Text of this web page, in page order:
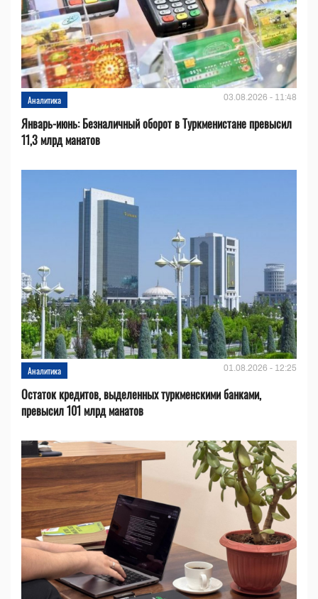
Аналитика 03.08.2026 - 11:48
Январь-июнь: Безналичный оборот в Туркменистане превысил
11,3 млрд манатов
Аналитика 01.08.2026 - 12:25
Остаток кредитов, выделенных туркменскими банками,
превысил 101 млрд манатов